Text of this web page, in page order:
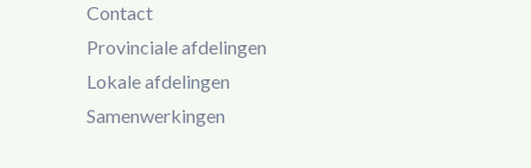
Contact
Provinciale afdelingen
Lokale afdelingen
Samenwerkingen